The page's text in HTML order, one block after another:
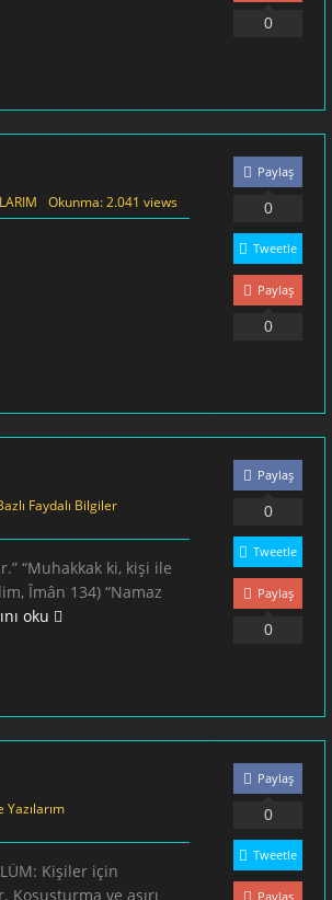
0
Okunma: 2.041 views
Paylaş
0
Tweetle
Paylaş
0
Faydalı Bilgiler
“Muhakkak ki, kişi ile
Îmân 134) “Namaz
oku
Paylaş
0
Tweetle
Paylaş
0
Yazılarım
Kişiler için
Koşuşturma ve aşırı
Paylaş
0
Tweetle
Paylaş